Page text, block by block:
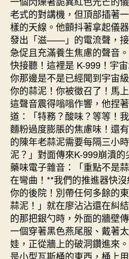
老式的對講機，但頂部插著
樣的天線。他顫抖著拿起儀
發出「滋——」的電流聲，接
急促且充滿養生焦慮的聲音
快接聽！這裡是 K-999！宇
你那邊是不是已經聞到宇宙
你的蒜泥！你被徵召了！馬
這聲音震得嗡嗡作響，他捏
道：「特務？酸味？等等！
麵粉過度膨脹的焦慮味！還
的陳年老蒜泥需要每隔三小
泥？」對面傳來K-999崩潰
藥味電子雜音：「重點不是
在彎曲！**我們的推進器快
你的後院！別帶任何多餘的
蒜泥！」就在廖沾沾還在糾
的那把銀勺時，外面的牆壁
一個穿著黑色燕尾服、戴著
娃，正從牆上的破洞鑽進來
是小型瓦斯桶的東西，桶上